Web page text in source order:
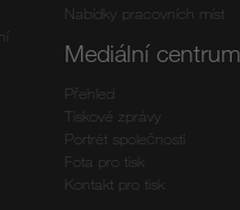
Nabídky pracovních míst
Mediální centrum
Přehled
Tiskové zprávy
Portrét společnosti
Fota pro tisk
Kontakt pro tisk